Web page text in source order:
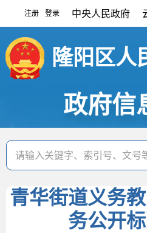
注册 登录 中央人民政府
隆阳区人
政府信
青华街道义务
务公开